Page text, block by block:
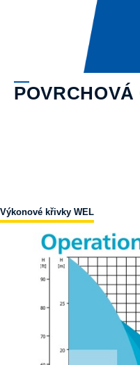
Výkonové křivky WEL